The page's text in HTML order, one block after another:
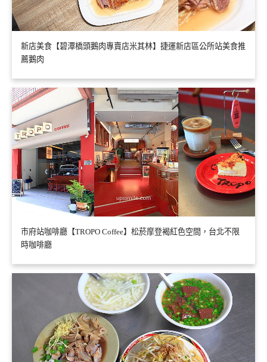
新店美食【碧潭橋頭鵝肉專賣店米其林】捷運新店區公所站美食推
薦鵝肉
市府站咖啡廳【TROPO Coffee】松菸摩登褐紅色空間，台北不限
時咖啡廳